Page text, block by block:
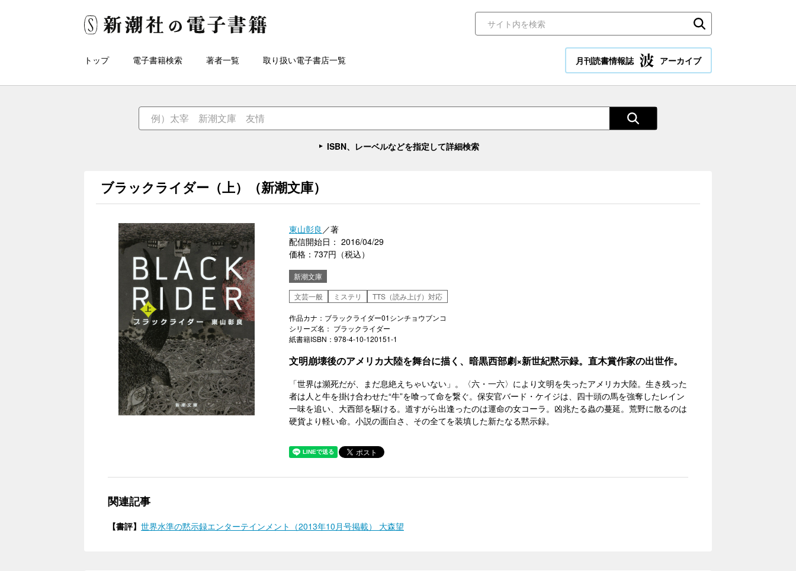
トップ 電子書籍検索 著者一覧 取り扱い電子書店一覧 月刊読書情報誌 アーカイブ
ISBN、レーベルなどを指定して詳細検索
ブラックライダー（上）（新潮文庫）
東山彰良 ／著
配信開始日： 2016/04/29
価格：737円（税込）
新潮文庫
文芸一般
ミステリ TTS（読み上げ）対応
作品カナ：ブラックライダー01シンチョウブンコ
シリーズ名： ブラックライダー
紙書籍ISBN：978-4-10-120151-1
文明崩壊後のアメリカ大陸を舞台に描く、暗黒西部劇×新世紀黙示録。直木賞作家の出世作。
「世界は瀕死だが、まだ息絶えちゃいない」。〈六・一六〉により文明を失ったアメリカ大陸。生き残った
者は人と牛を掛け合わせた“牛”を喰って命を繋ぐ。保安官バード・ケイジは、四十頭の馬を強奪したレイン
一味を追い、大西部を駆ける。道すがら出逢ったのは運命の女コーラ。凶兆たる蟲の蔓延。荒野に散るのは
硬貨より軽い命。小説の面白さ、その全てを装填した新たなる黙示録。
関連記事
【書評】 世界水準の黙示録エンターテインメント（2013年10月号掲載） 大森望